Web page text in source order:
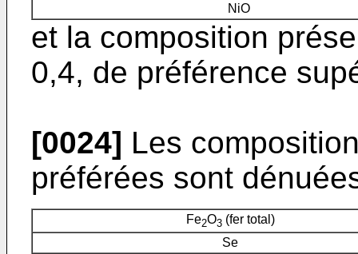
NiO
et la composition
0,4, de préférence
[0024] Les
préférées sont
Fe2O3(fer total)
Se